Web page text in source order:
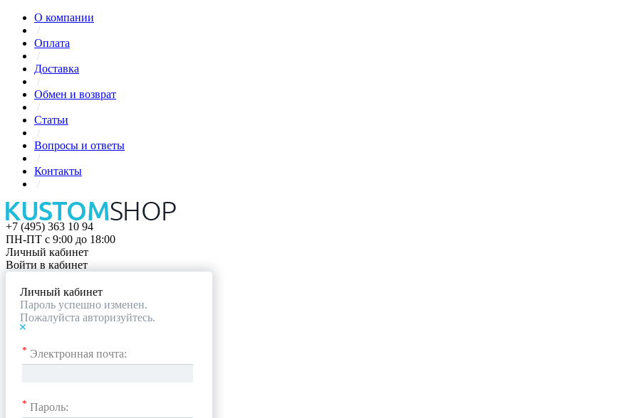
О компании
/
Оплата
/
Доставка
/
Обмен и возврат
/
Статьи
/
Вопросы и ответы
/
Контакты
/
+7 (495) 363 10 94
ПН-ПТ с 9:00 до 18:00
Личный кабинет
Войти в кабинет
Личный кабинет
Пароль успешно изменен.
Пожалуйста авторизуйтесь.
* Электронная почта:
* Пароль: